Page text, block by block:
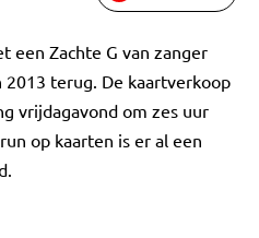
een Zachte G van zanger
terug. De kaartverkoop
vrijdagavond om zes uur
op kaarten is er al een